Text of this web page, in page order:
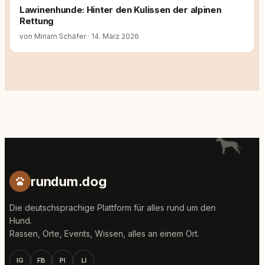
Lawinenhunde: Hinter den Kulissen der alpinen
Rettung
von Miriam Schäfer · 14. März 2026
rundum.dog
Die deutschsprachige Plattform für alles rund um den
Hund.
Rassen, Orte, Events, Wissen, alles an einem Ort.
IG FB PI LI